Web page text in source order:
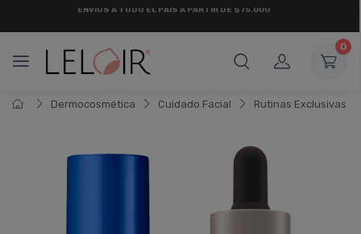
0
Dermocosmética Cuidado Facial Rutinas Exclusivas